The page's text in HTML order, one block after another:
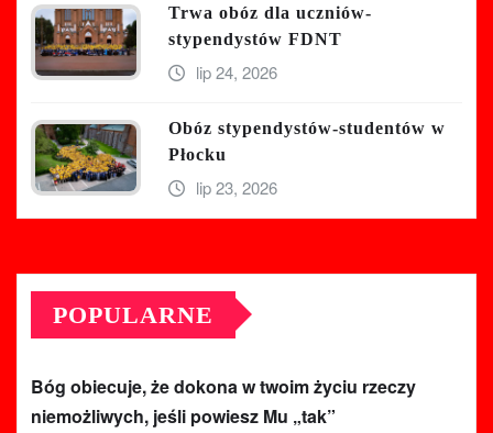
Trwa obóz dla uczniów-
stypendystów FDNT
lip 24, 2026
Obóz stypendystów-studentów w
Płocku
lip 23, 2026
POPULARNE
Bóg obiecuje, że dokona w twoim życiu rzeczy
niemożliwych, jeśli powiesz Mu „tak”